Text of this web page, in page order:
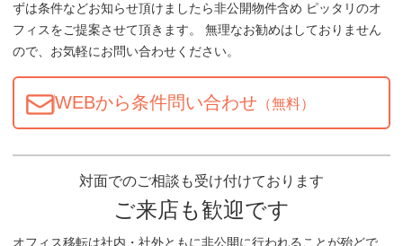
ずは条件などお知らせ頂けましたら非公開物件含め ピッタリのオ
フィスをご提案させて頂きます。 無理なお勧めはしておりません
ので、お気軽にお問い合わせください。
WEBから条件問い合わせ （無料）
対面でのご相談も受け付けております
ご来店も歓迎です
オフィス移転は社内・社外ともに非公開に行われることが殆どで